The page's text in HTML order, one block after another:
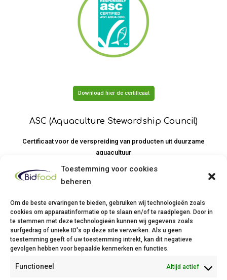
Toestemming voor cookies
beheren
Om de beste ervaringen te bieden, gebruiken wij technologieën zoals
cookies om apparaatinformatie op te slaan en/of te raadplegen. Door in
te stemmen met deze technologieën kunnen wij gegevens zoals
surfgedrag of unieke ID's op deze site verwerken. Als u geen
toestemming geeft of uw toestemming intrekt, kan dit negatieve
gevolgen hebben voor bepaalde kenmerken en functies.
Functioneel Altijd actief
Download hier de certificaat
ASC (Aquaculture Stewardship Council)
Certificaat voor de verspreiding van producten uit duurzame
aquacultuur
Bidfood Thuin
Avenue Deli XL, 1
Phone: +32(0)71/25 68 11